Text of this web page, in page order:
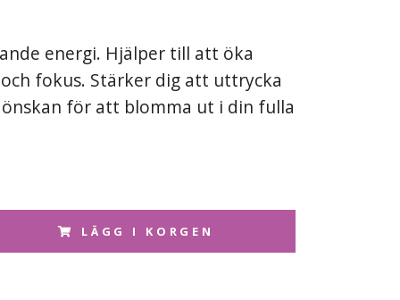
energi. Hjälper till att öka
fokus. Stärker dig att uttrycka
för att blomma ut i din fulla
LÄGG I KORGEN